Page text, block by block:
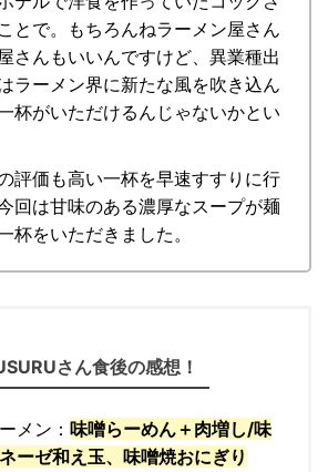
とで。もちろんねラーメン屋さん
さんもいいんですけど、異業種出
ラーメン界に新たな風を吹き込ん
杯がいただけるんじゃないかとい
評価も高い一杯を早速すすりに行
回は甘味のある濃厚なスープが麺
杯をいただきました。
さん食後の感想！
メン： 味噌らーめん＋肉増し/味
ーゼ和え玉、味噌焼おにぎり